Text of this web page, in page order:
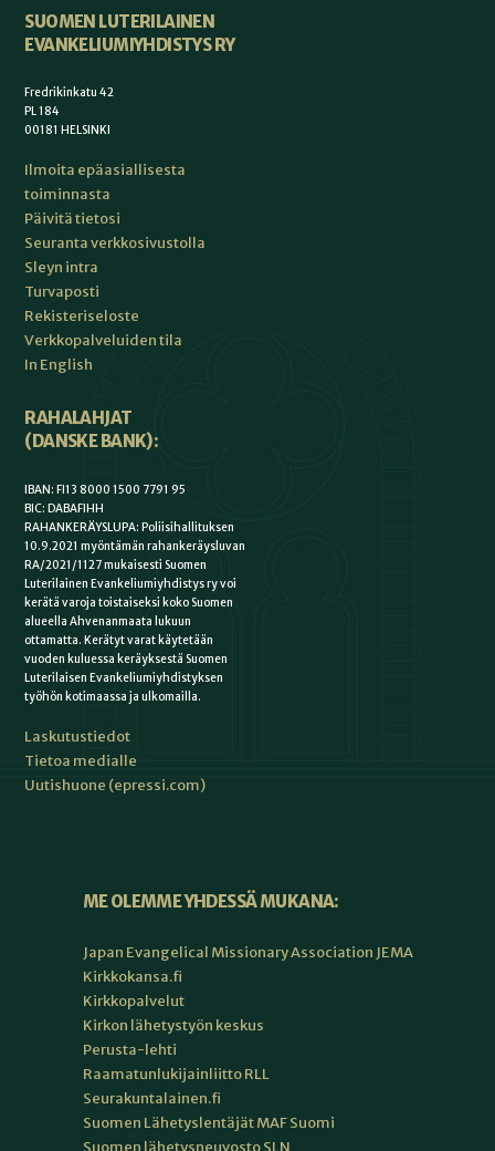
SUOMEN LUTERILAINEN
EVANKELIUMIYHDISTYS RY
Fredrikinkatu 42
PL 184
00181 HELSINKI
Ilmoita epäasiallisesta
toiminnasta
Päivitä tietosi
Seuranta verkkosivustolla
Sleyn intra
Turvaposti
Rekisteriseloste
Verkkopalveluiden tila
In English
RAHALAHJAT
(DANSKE BANK):
IBAN: FI13 8000 1500 7791 95
BIC: DABAFIHH
RAHANKERÄYSLUPA: Poliisihallituksen
10.9.2021 myöntämän rahankeräysluvan
RA/2021/1127 mukaisesti Suomen
Luterilainen Evankeliumiyhdistys ry voi
kerätä varoja toistaiseksi koko Suomen
alueella Ahvenanmaata lukuun
ottamatta. Kerätyt varat käytetään
vuoden kuluessa keräyksestä Suomen
Luterilaisen Evankeliumiyhdistyksen
työhön kotimaassa ja ulkomailla.
Laskutustiedot
Tietoa medialle
Uutishuone (epressi.com)
ME OLEMME YHDESSÄ MUKANA:
Japan Evangelical Missionary Association JEMA
Kirkkokansa.fi
Kirkkopalvelut
Kirkon lähetystyön keskus
Perusta-lehti
Raamatunlukijainliitto RLL
Seurakuntalainen.fi
Suomen Lähetyslentäjät MAF Suomi
Suomen lähetysneuvosto SLN